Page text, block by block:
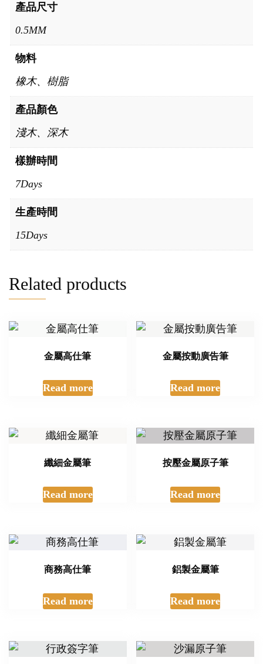
產品尺寸
0.5MM
物料
橡木、樹脂
產品顏色
淺木、深木
樣辦時間
7Days
生產時間
15Days
Related products
金屬高仕筆
Read more
金屬按動廣告筆
Read more
纖細金屬筆
Read more
按壓金屬原子筆
Read more
商務高仕筆
Read more
鋁製金屬筆
Read more